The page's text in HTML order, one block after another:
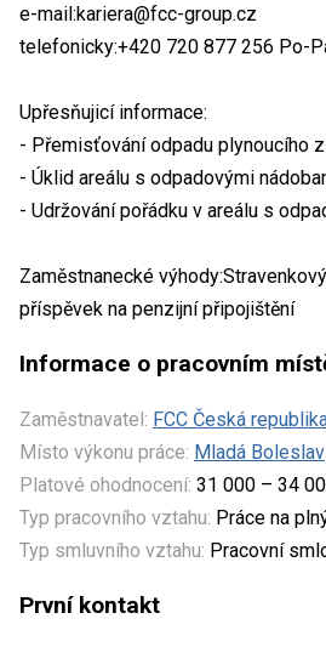
e-mail:kariera@fcc-group.cz
telefonicky:+420 720 877 256 Po-
Upřesňujicí informace:
- Přemisťování odpadu plynoucího
- Úklid areálu s odpadovými
- Udržování pořádku v areálu s
Zaměstnanecké
příspěvek na penzijní připojištění
Informace o pracovním
Zaměstnavatel: FCC Česká
Místo výkonu práce: Mladá Boleslav
Platové ohodnocení: 31 000 – 34
Typ pracovního vztahu: Práce na
Typ smluvního vztahu: Pracovní
První kontakt